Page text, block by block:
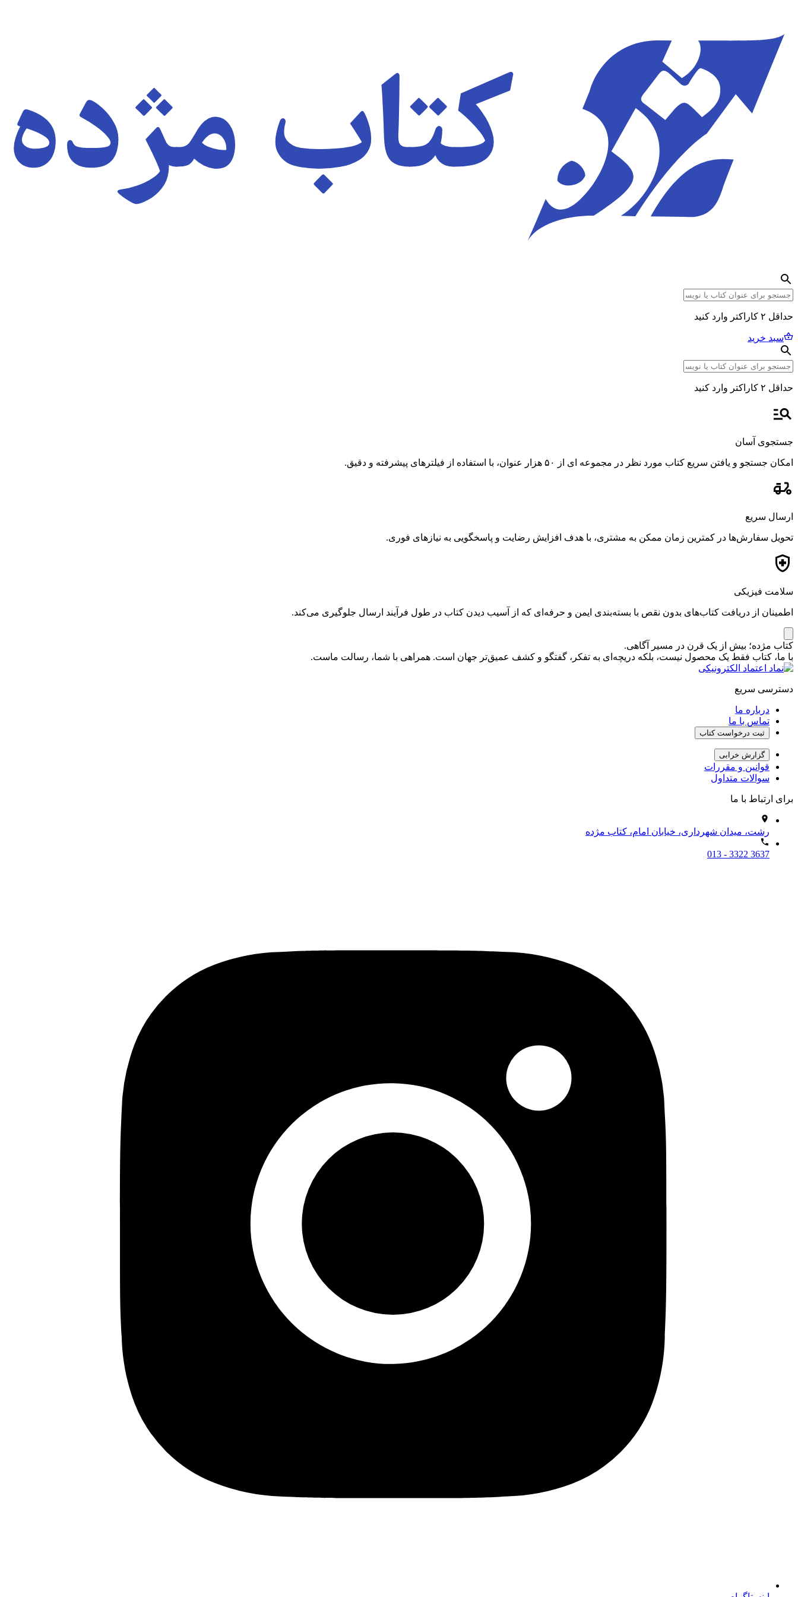
حداقل ۲ کاراکتر وارد کنید
سبد خرید
حداقل ۲ کاراکتر وارد کنید
جستجوی آسان
امکان جستجو و یافتن سریع کتاب مورد نظر در مجموعه ای از ۵۰ هزار عنوان، با استفاده از فیلترهای پیشرفته و دقیق.
ارسال سریع
تحویل سفارش‌ها در کمترین زمان ممکن به مشتری، با هدف افزایش رضایت و پاسخگویی به نیازهای فوری.
سلامت فیزیکی
اطمینان از دریافت کتاب‌های بدون نقص با بسته‌بندی ایمن و حرفه‌ای که از آسیب دیدن کتاب در طول فرآیند ارسال جلوگیری می‌کند.
کتاب مژده؛ بیش از یک قرن در مسیر آگاهی.
با ما، کتاب فقط یک محصول نیست، بلکه دریچه‌ای به تفکر، گفتگو و کشف عمیق‌تر جهان است. همراهی با شما، رسالت ماست.
دسترسی سریع
درباره ما
تماس با ما
ثبت درخواست کتاب
گزارش خرابی
قوانین و مقررات
سوالات متداول
برای ارتباط با ما
رشت، میدان شهرداری، خیابان امام، کتاب مژده
013 - 3322 3637